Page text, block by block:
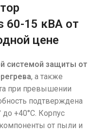
60-15 кВА от
цене
системой защиты от
, а также
при превышении
подтверждена
+40°C. Корпус
от пыли и